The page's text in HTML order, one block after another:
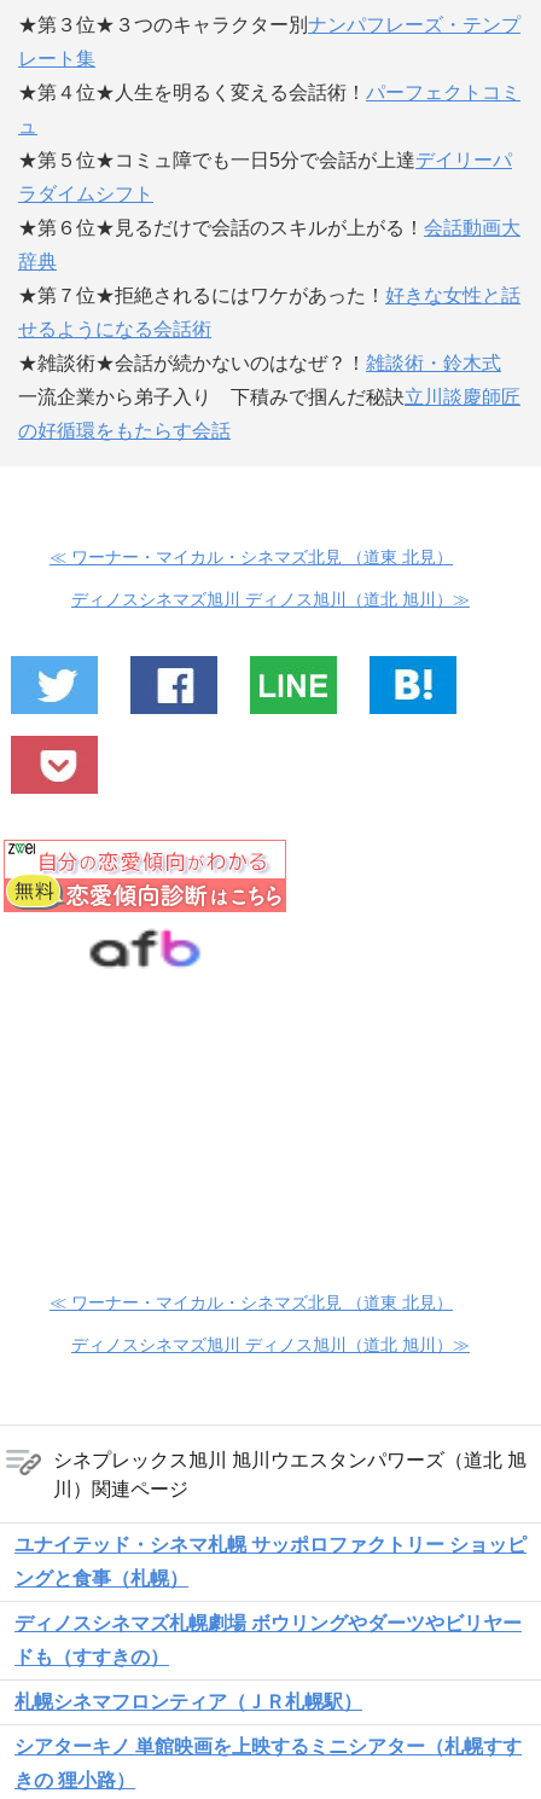
★第３位★３つのキャラクター別 ナンパフレーズ・テンプ
レート集
★第４位★人生を明るく変える会話術！ パーフェクトコミ
ュ
★第５位★コミュ障でも一日5分で会話が上達デイリーパ
ラダイムシフト
★第６位★見るだけで会話のスキルが上がる！ 会話動画大
辞典
★第７位★拒絶されるにはワケがあった！ 好きな女性と話
せるようになる会話術
★雑談術★会話が続かないのはなぜ？！ 雑談術・鈴木式
一流企業から弟子入り 下積みで掴んだ秘訣立川談慶師匠
の好循環をもたらす会話
≪ ワーナー・マイカル・シネマズ北見 （道東 北見）
ディノスシネマズ旭川 ディノス旭川（道北 旭川）≫
≪ ワーナー・マイカル・シネマズ北見 （道東 北見）
ディノスシネマズ旭川 ディノス旭川（道北 旭川）≫
シネプレックス旭川 旭川ウエスタンパワーズ（道北 旭
川）関連ページ
ユナイテッド・シネマ札幌 サッポロファクトリー ショッピ
ングと食事（札幌）
ディノスシネマズ札幌劇場 ボウリングやダーツやビリヤー
ドも（すすきの）
札幌シネマフロンティア（ＪＲ札幌駅）
シアターキノ 単館映画を上映するミニシアター（札幌すす
きの 狸小路）